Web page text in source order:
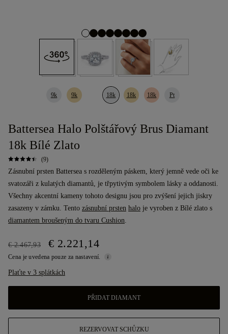
9k 9k 18k 18k 18k Pt
Battersea Halo Polštářový Brus Diamant
18k Bílé Zlato
(9)
Zásnubní prsten Battersea s rozděleným páskem, který jemně vede oči ke
svatozáři z kulatých diamantů, je třpytivým symbolem lásky a oddanosti.
Všechny akcentní kameny tohoto designu jsou pro zvýšení jejich jiskry
zasazeny v zámku. Tento zásnubní prsten halo je vyroben z Bílé zlato s
diamantem broušeným do tvaru Cushion.
€ 2.467,93 € 2.221,14
Cena je uvedena pouze za nastavení.
Plaťte v 3 splátkách
PŘIDAT DIAMANT
REZERVOVAT SCHŮZKU